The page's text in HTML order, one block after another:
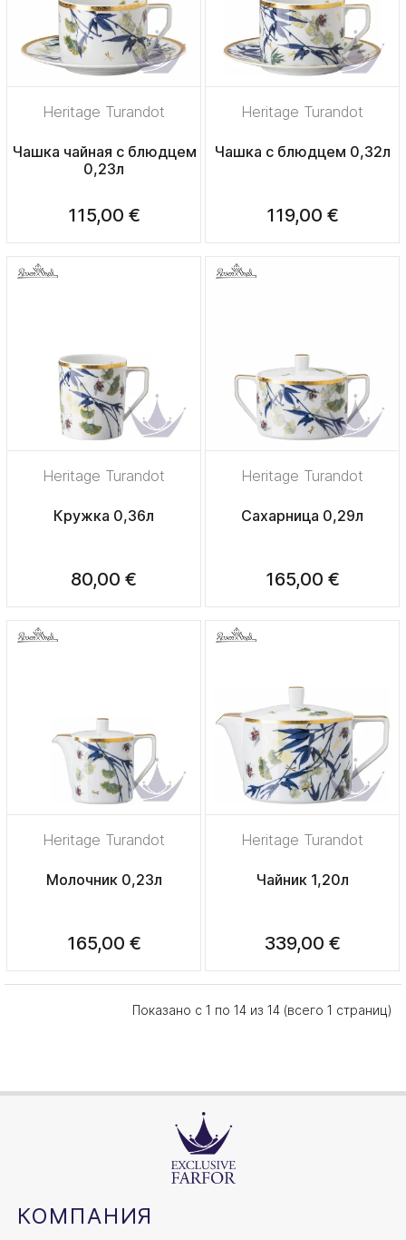
Heritage Turandot
Чашка чайная с блюдцем
0,23л
115,00 €
Heritage Turandot
Чашка с блюдцем 0,32л
119,00 €
Heritage Turandot
Кружка 0,36л
80,00 €
Heritage Turandot
Сахарница 0,29л
165,00 €
Heritage Turandot
Молочник 0,23л
165,00 €
Heritage Turandot
Чайник 1,20л
339,00 €
Показано с 1 по 14 из 14 (всего 1 страниц)
КОМПАНИЯ